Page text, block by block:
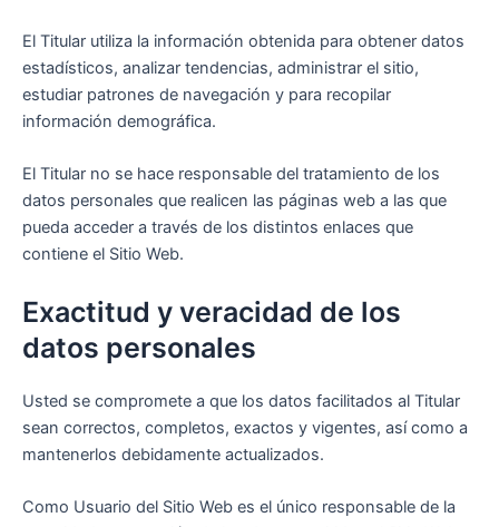
El Titular utiliza la información obtenida para obtener datos
estadísticos, analizar tendencias, administrar el sitio,
estudiar patrones de navegación y para recopilar
información demográfica.
El Titular no se hace responsable del tratamiento de los
datos personales que realicen las páginas web a las que
pueda acceder a través de los distintos enlaces que
contiene el Sitio Web.
Exactitud y veracidad de los
datos personales
Usted se compromete a que los datos facilitados al Titular
sean correctos, completos, exactos y vigentes, así como a
mantenerlos debidamente actualizados.
Como Usuario del Sitio Web es el único responsable de la